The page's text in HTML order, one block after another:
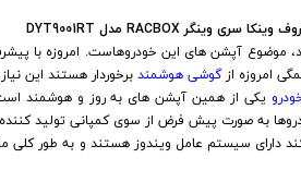
موضوع آپشن های این خودروهاست. امروزه با
امروزه ازگوشی هوشمندبرخوردار هستند این
یکی از همین آپشن های به روز و هوشمند
به صورت پیش فرض از سوی کمپانی تولید
دارای سیستم عامل ویندوز هستند و به طور کلی